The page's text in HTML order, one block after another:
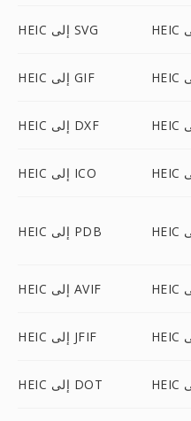
HEIC إلى SVG
HEIC إلى GIF
HEIC إلى DXF
HEIC إلى ICO
HEIC إلى PDB
HEIC إلى AVIF
HEIC إلى JFIF
HEIC إلى DOT